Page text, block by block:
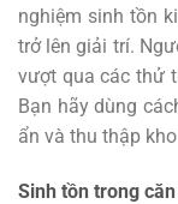
nghiệm sinh tồn
trở lên giải trí.
vượt qua các thử
Bạn hãy dùng
ẩn và thu thập
Sinh tồn trong